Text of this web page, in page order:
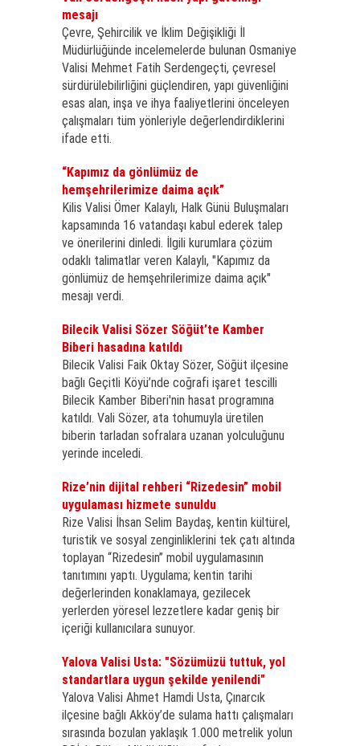
mesajı
Çevre, Şehircilik ve İklim Değişikliği İl
Müdürlüğünde incelemelerde bulunan Osmaniye
Valisi Mehmet Fatih Serdengeçti, çevresel
sürdürülebilirliğini güçlendiren, yapı güvenliğini
esas alan, inşa ve ihya faaliyetlerini önceleyen
çalışmaları tüm yönleriyle değerlendirdiklerini
ifade etti.
“Kapımız da gönlümüz de
hemşehrilerimize daima açık”
Kilis Valisi Ömer Kalaylı, Halk Günü Buluşmaları
kapsamında 16 vatandaşı kabul ederek talep
ve önerilerini dinledi. İlgili kurumlara çözüm
odaklı talimatlar veren Kalaylı, "Kapımız da
gönlümüz de hemşehrilerimize daima açık"
mesajı verdi.
Bilecik Valisi Sözer Söğüt’te Kamber
Biberi hasadına katıldı
Bilecik Valisi Faik Oktay Sözer, Söğüt ilçesine
bağlı Geçitli Köyü’nde coğrafi işaret tescilli
Bilecik Kamber Biberi'nin hasat programına
katıldı. Vali Sözer, ata tohumuyla üretilen
biberin tarladan sofralara uzanan yolculuğunu
yerinde inceledi.
Rize’nin dijital rehberi “Rizedesin” mobil
uygulaması hizmete sunuldu
Rize Valisi İhsan Selim Baydaş, kentin kültürel,
turistik ve sosyal zenginliklerini tek çatı altında
toplayan “Rizedesin” mobil uygulamasının
tanıtımını yaptı. Uygulama; kentin tarihi
değerlerinden konaklamaya, gezilecek
yerlerden yöresel lezzetlere kadar geniş bir
içeriği kullanıcılara sunuyor.
Yalova Valisi Usta: "Sözümüzü tuttuk, yol
standartlara uygun şekilde yenilendi"
Yalova Valisi Ahmet Hamdi Usta, Çınarcık
ilçesine bağlı Akköy’de sulama hattı çalışmaları
sırasında bozulan yaklaşık 1.000 metrelik yolun